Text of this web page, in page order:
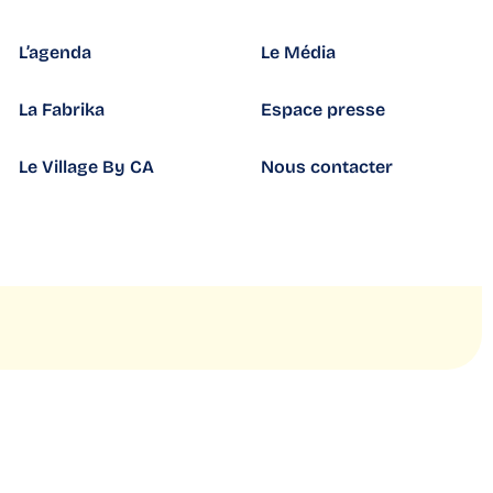
L’agenda
La Fabrika
Le Village By CA
Le Média
Espace presse
Nous contacter